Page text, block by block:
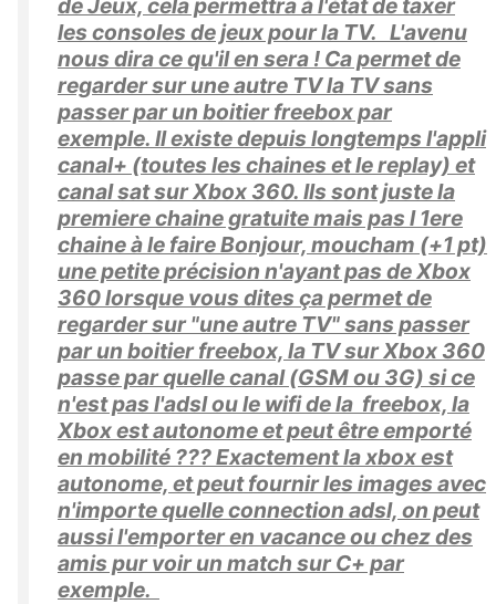
de Jeux, cela permettra à l'état de taxer
les consoles de jeux pour la TV. L'avenu
nous dira ce qu'il en sera ! Ca permet de
regarder sur une autre TV la TV sans
passer par un boitier freebox par
exemple. Il existe depuis longtemps l'appli
canal+ (toutes les chaines et le replay) et
canal sat sur Xbox 360. Ils sont juste la
premiere chaine gratuite mais pas l 1ere
chaine à le faire Bonjour, moucham (+1 pt)
une petite précision n'ayant pas de Xbox
360 lorsque vous dites ça permet de
regarder sur "une autre TV" sans passer
par un boitier freebox, la TV sur Xbox 360
passe par quelle canal (GSM ou 3G) si ce
n'est pas l'adsl ou le wifi de la freebox, la
Xbox est autonome et peut être emporté
en mobilité ??? Exactement la xbox est
autonome, et peut fournir les images avec
n'importe quelle connection adsl, on peut
aussi l'emporter en vacance ou chez des
amis pur voir un match sur C+ par
exemple.